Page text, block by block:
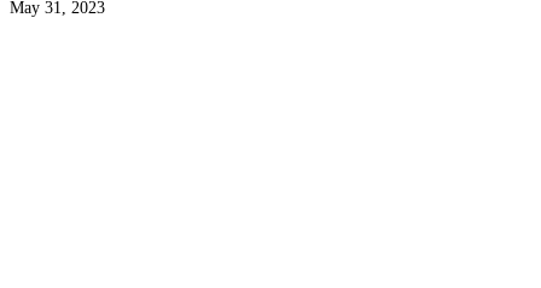
May 31, 2023